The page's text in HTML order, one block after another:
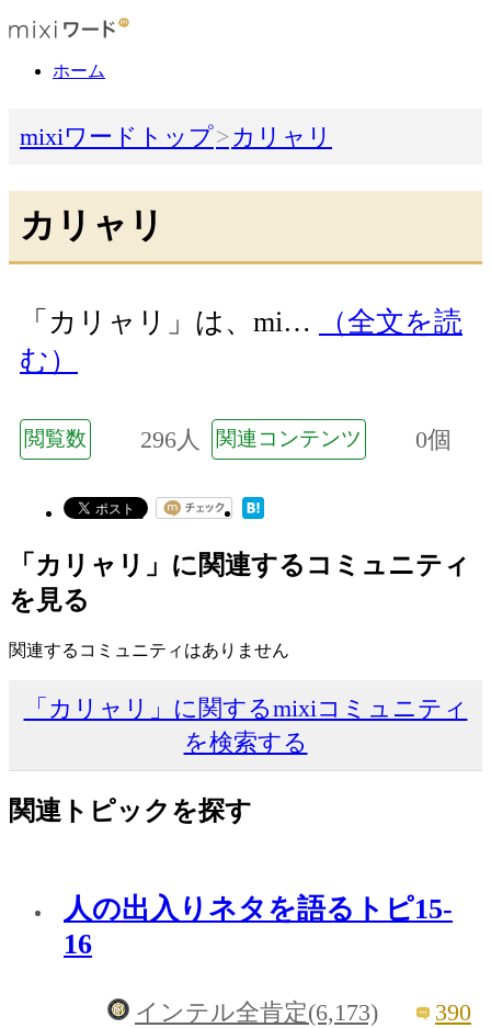
ホーム
mixiワードトップ カリャリ
カリャリ
「カリャリ」は、mi…
（全文を読
む）
閲覧数 296人 関連コンテンツ 0個
「カリャリ」に関連するコミュニティ
を見る
関連するコミュニティはありません
「カリャリ」に関するmixiコミュニティ
を検索する
関連トピックを探す
人の出入りネタを語るトピ15-
16
インテル全肯定(6,173) 390